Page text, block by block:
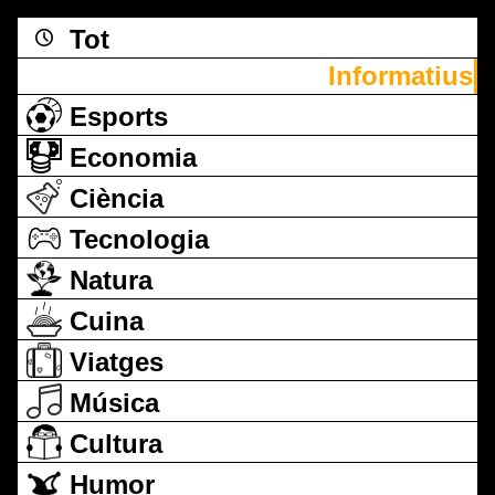
Tot
Informatius
Esports
Economia
Ciència
Tecnologia
Natura
Cuina
Viatges
Música
Cultura
Humor